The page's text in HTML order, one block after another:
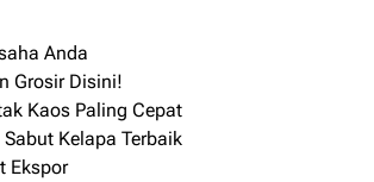
Anda
Grosir Disini!
Kaos Paling Cepat
Kelapa Terbaik
Ekspor